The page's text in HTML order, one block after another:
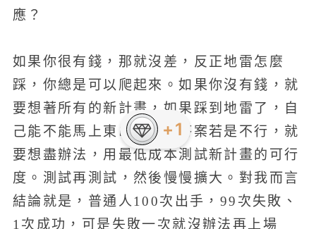
應？
如果你很有錢，那就沒差，反正地雷怎麼
踩，你總是可以爬起來。如果你沒有錢，就
要想著所有的新計畫，如果踩到地雷了，自
己能不能馬上東山再起？答案若是不行，就
要想盡辦法，用最低成本測試新計畫的可行
度。測試再測試，然後慢慢擴大。對我而言
結論就是，普通人100次出手，99次失敗、
1次成功，可是失敗一次就沒辦法再上場
+1